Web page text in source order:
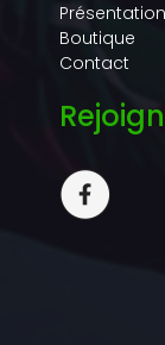
Présentation
Boutique
Contact